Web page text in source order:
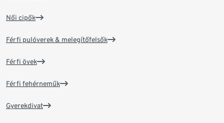
Női cipők
Férfi pulóverek & melegítőfelsők
Férfi övek
Férfi fehérneműk
Gyerekdivat